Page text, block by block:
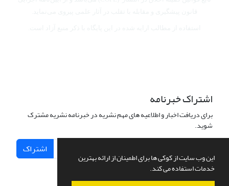
این وب سایت از کوکی ها برای اطمینان از ارائه بهترین
خدمات استفاده می کند.
اشتراک خبرنامه
برای دریافت اخبار و اطلاعیه های مهم نشریه در خبرنامه نشریه مشترک
شوید.
اشتراک